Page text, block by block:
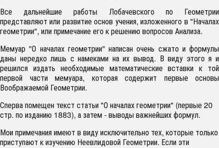
Все дальнейшие работы Лобачевского по Геометрии
представляют или развитие основ учения, изложенного в "Началах
геометрии", или примечание его к решению вопросов Анализа.
Мемуар "О началах геометрии" написан очень сжато и формулы
даны нередко лишь с намеками на их вывод. В виду этого я и
решился издать необходимые математические вставки к той
первой части мемуара, которая содержит первые основы
Воображаемой Геометрии.
Сперва помещен текст статьи "О началах геометрии" (первые 20
стр. по изданию 1883), а затем - выводы важнейших формул.
Мои примечания имеют в виду исключительно тех, которые только
приступают к изучению Неевлидовой Геометрии. Если эти